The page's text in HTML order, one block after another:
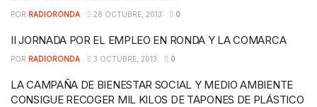
POR RADIORONDA 28 OCTUBRE, 2013 0
II JORNADA POR EL EMPLEO EN RONDA Y LA COMARCA
POR RADIORONDA 3 OCTUBRE, 2013 0
LA CAMPAÑA DE BIENESTAR SOCIAL Y MEDIO AMBIENTE
CONSIGUE RECOGER MIL KILOS DE TAPONES DE PLÁSTICO